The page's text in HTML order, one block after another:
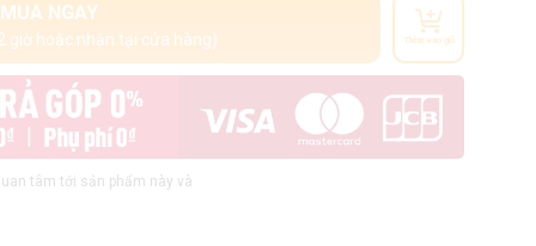
MUA NGAY
giờ hoặc nhận tại cửa hàng) Thêm vào giỏ
tâm tới sản phẩm này và